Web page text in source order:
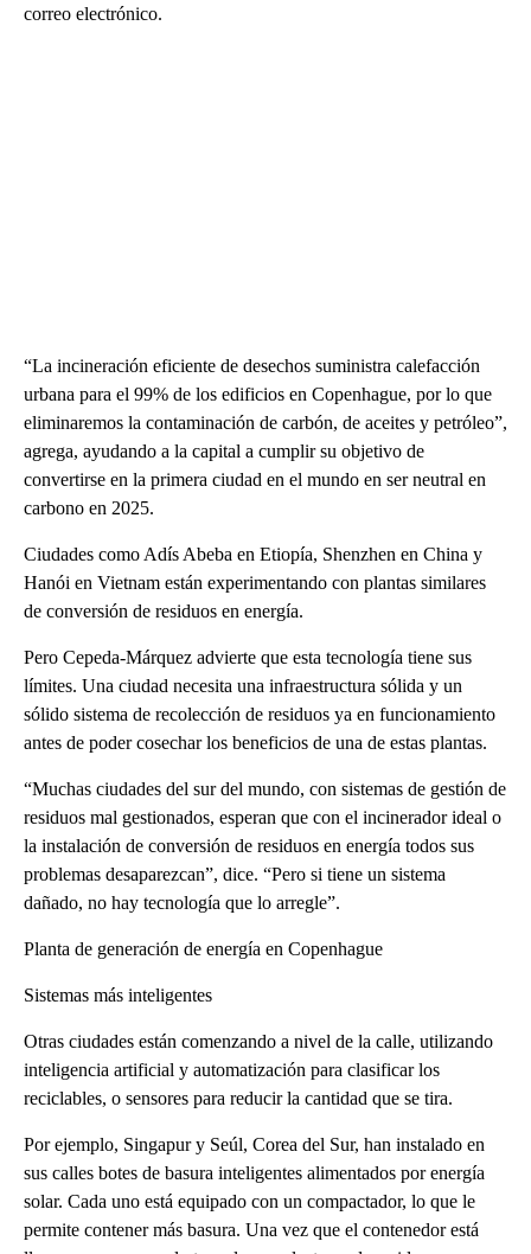
correo electrónico.
“La incineración eficiente de desechos suministra calefacción
urbana para el 99% de los edificios en Copenhague, por lo que
eliminaremos la contaminación de carbón, de aceites y petróleo”,
agrega, ayudando a la capital a cumplir su objetivo de
convertirse en la primera ciudad en el mundo en ser neutral en
carbono en 2025.
Ciudades como Adís Abeba en Etiopía, Shenzhen en China y
Hanói en Vietnam están experimentando con plantas similares
de conversión de residuos en energía.
Pero Cepeda-Márquez advierte que esta tecnología tiene sus
límites. Una ciudad necesita una infraestructura sólida y un
sólido sistema de recolección de residuos ya en funcionamiento
antes de poder cosechar los beneficios de una de estas plantas.
“Muchas ciudades del sur del mundo, con sistemas de gestión de
residuos mal gestionados, esperan que con el incinerador ideal o
la instalación de conversión de residuos en energía todos sus
problemas desaparezcan”, dice. “Pero si tiene un sistema
dañado, no hay tecnología que lo arregle”.
Planta de generación de energía en Copenhague
Sistemas más inteligentes
Otras ciudades están comenzando a nivel de la calle, utilizando
inteligencia artificial y automatización para clasificar los
reciclables, o sensores para reducir la cantidad que se tira.
Por ejemplo, Singapur y Seúl, Corea del Sur, han instalado en
sus calles botes de basura inteligentes alimentados por energía
solar. Cada uno está equipado con un compactador, lo que le
permite contener más basura. Una vez que el contenedor está